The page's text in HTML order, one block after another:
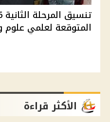
المتوقعة لعلمي علوم
الأكثر قراءة